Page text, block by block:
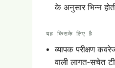
के अनुसार भिन्न
यह किसके लिए है
व्यापक परीक्षण
वाली लागत-सचेत